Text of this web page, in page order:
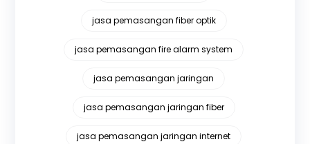
jasa pemasangan fiber optik
jasa pemasangan fire alarm system
jasa pemasangan jaringan
jasa pemasangan jaringan fiber
jasa pemasangan jaringan internet